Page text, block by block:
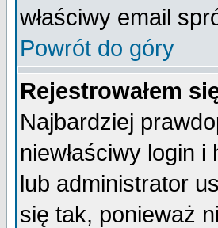
właściwy email
Powrót do góry
Rejestrowałem
Najbardziej
niewłaściwy login
lub administrator
się tak, ponieważ